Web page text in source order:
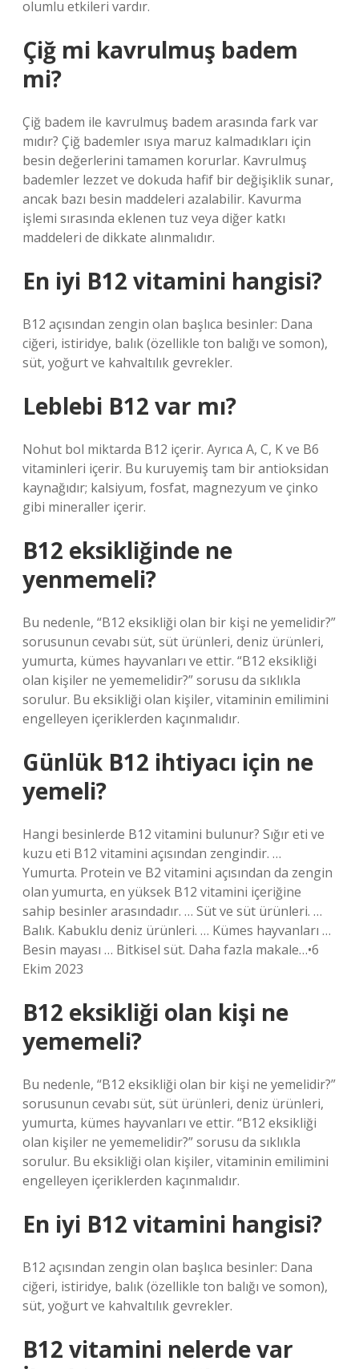
olumlu etkileri vardır.
Çiğ mi kavrulmuş badem
mi?
Çiğ badem ile kavrulmuş badem arasında fark var
mıdır? Çiğ bademler ısıya maruz kalmadıkları için
besin değerlerini tamamen korurlar. Kavrulmuş
bademler lezzet ve dokuda hafif bir değişiklik sunar,
ancak bazı besin maddeleri azalabilir. Kavurma
işlemi sırasında eklenen tuz veya diğer katkı
maddeleri de dikkate alınmalıdır.
En iyi B12 vitamini hangisi?
B12 açısından zengin olan başlıca besinler: Dana
ciğeri, istiridye, balık (özellikle ton balığı ve somon),
süt, yoğurt ve kahvaltılık gevrekler.
Leblebi B12 var mı?
Nohut bol miktarda B12 içerir. Ayrıca A, C, K ve B6
vitaminleri içerir. Bu kuruyemiş tam bir antioksidan
kaynağıdır; kalsiyum, fosfat, magnezyum ve çinko
gibi mineraller içerir.
B12 eksikliğinde ne
yenmemeli?
Bu nedenle, “B12 eksikliği olan bir kişi ne yemelidir?”
sorusunun cevabı süt, süt ürünleri, deniz ürünleri,
yumurta, kümes hayvanları ve ettir. “B12 eksikliği
olan kişiler ne yememelidir?” sorusu da sıklıkla
sorulur. Bu eksikliği olan kişiler, vitaminin emilimini
engelleyen içeriklerden kaçınmalıdır.
Günlük B12 ihtiyacı için ne
yemeli?
Hangi besinlerde B12 vitamini bulunur? Sığır eti ve
kuzu eti B12 vitamini açısından zengindir. …
Yumurta. Protein ve B2 vitamini açısından da zengin
olan yumurta, en yüksek B12 vitamini içeriğine
sahip besinler arasındadır. … Süt ve süt ürünleri. …
Balık. Kabuklu deniz ürünleri. … Kümes hayvanları …
Besin mayası … Bitkisel süt. Daha fazla makale…•6
Ekim 2023
B12 eksikliği olan kişi ne
yememeli?
Bu nedenle, “B12 eksikliği olan bir kişi ne yemelidir?”
sorusunun cevabı süt, süt ürünleri, deniz ürünleri,
yumurta, kümes hayvanları ve ettir. “B12 eksikliği
olan kişiler ne yememelidir?” sorusu da sıklıkla
sorulur. Bu eksikliği olan kişiler, vitaminin emilimini
engelleyen içeriklerden kaçınmalıdır.
En iyi B12 vitamini hangisi?
B12 açısından zengin olan başlıca besinler: Dana
ciğeri, istiridye, balık (özellikle ton balığı ve somon),
süt, yoğurt ve kahvaltılık gevrekler.
B12 vitamini nelerde var